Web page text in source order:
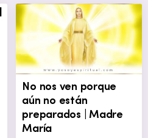
No nos ven porque
aún no están
preparados | Madre
María